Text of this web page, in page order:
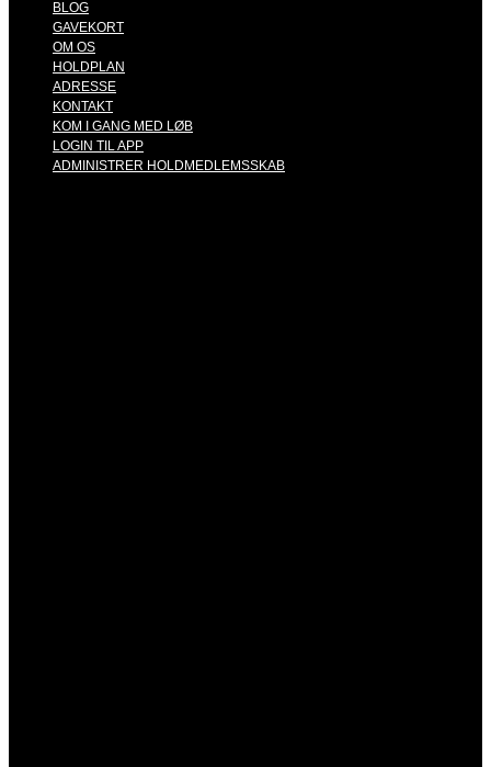
BLOG
GAVEKORT
OM OS
HOLDPLAN
ADRESSE
KONTAKT
KOM I GANG MED LØB
LOGIN TIL APP
ADMINISTRER HOLDMEDLEMSSKAB